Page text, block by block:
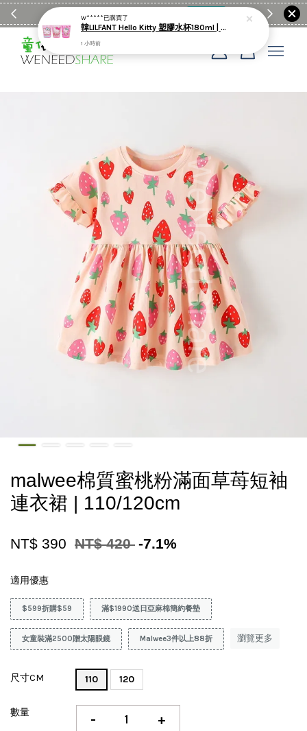
滿$1990送日亞麻棉簡約餐墊 童裝
malwee棉質蜜桃粉滿面草苺短袖
連衣裙 | 110/120cm
NT$ 390 NT$ 420 -7.1%
適用優惠
$599折購$59 滿$1990送日亞麻棉簡約餐墊
女童裝滿2500贈太陽眼鏡 Malwee3件以上88折 瀏覽更多
尺寸CM 110 120
數量 - +
您的購物車目前還是空的。
W*****已購買了
韓LILFANT Hello Kitty 塑膠水杯180ml | 3入
1 小時前